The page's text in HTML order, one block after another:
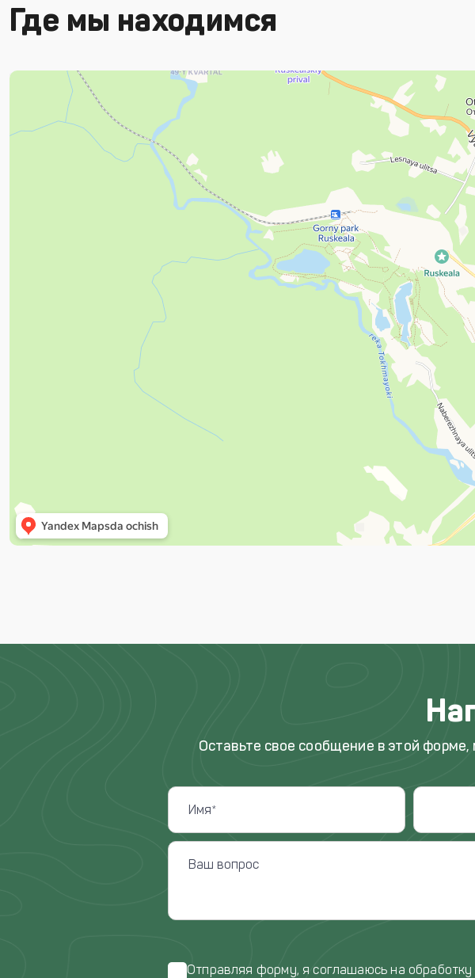
Где мы находимся
Яндекс Карты
Яндекс Карты — транспорт, навигация, поиск мест
Оставьте свое сообщение в этой
Отправляя форму, я соглашаюсь на